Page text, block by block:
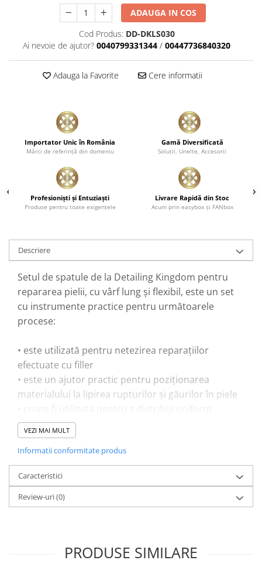
ADAUGA IN COS
Cod Produs: DD-DKLS030
Ai nevoie de ajutor? 0040799331344 / 00447736840320
Adauga la Favorite Cere informatii
Importator Unic în România
Mărci de referinţă din domeniu
Gamă Diversificată
Soluţii, Unelte, Accesorii
Profesionişti şi Entuziaşti
Produse pentru toate exigenţele
Livrare Rapidă din Stoc
Acum prin easybox şi FANbox
Descriere
Setul de spatule de la Detailing Kingdom pentru
repararea pielii, cu vârf lung și flexibil, este un set
cu instrumente practice pentru următoarele
procese:
• este utilizată pentru netezirea reparațiilor
efectuate cu filler
• este un ajutor practic pentru poziționarea
materialului la lipirea rupturilor și găurilor în piele
adezivul pe suprafețe
Set cu doua spatule de marimi diferite, L și S.
VEZI MAI MULT
Informatii conformitate produs
Caracteristici
Review-uri(0)
PRODUSE SIMILARE